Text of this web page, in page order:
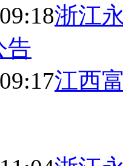
浙江
告
江西